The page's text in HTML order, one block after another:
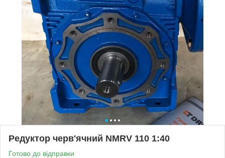
Редуктор черв'ячний NMRV 110 1:40
Готово до відправки